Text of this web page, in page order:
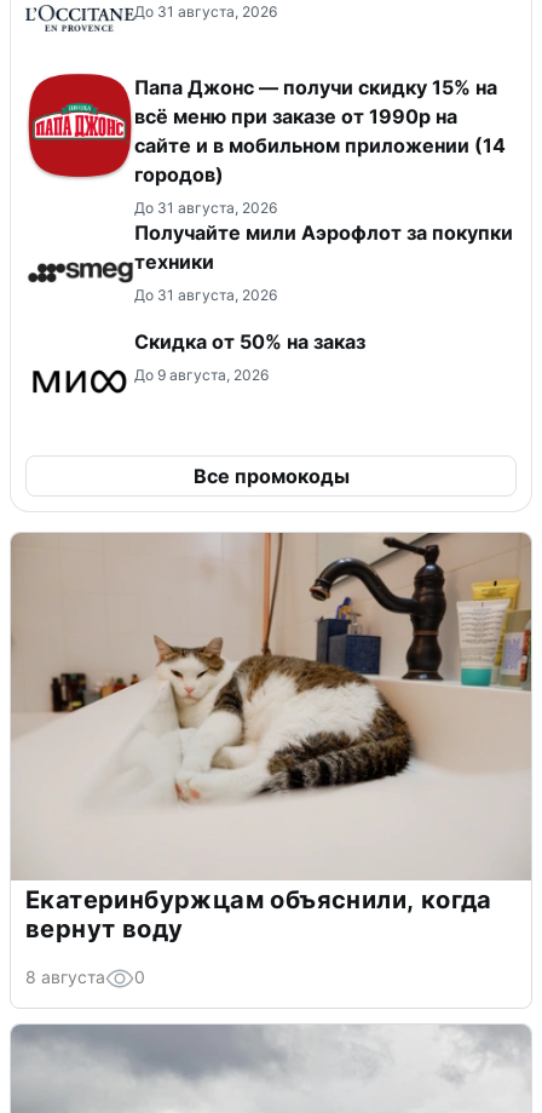
До 31 августа, 2026
Папа Джонс — получи скидку 15% на
всё меню при заказе от 1990р на
сайте и в мобильном приложении (14
городов)
До 31 августа, 2026
Получайте мили Аэрофлот за покупки
техники
До 31 августа, 2026
Скидка от 50% на заказ
До 9 августа, 2026
Все промокоды
Екатеринбуржцам объяснили, когда
вернут воду
8 августа 0